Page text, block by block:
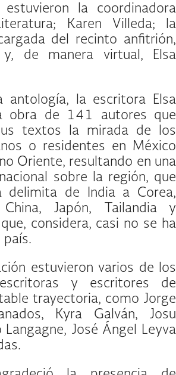
la coordinadora
Karen Villeda; la
del recinto anfitrión,
y, de manera virtual, Elsa
antología, la escritora Elsa
obra de 141 autores que
textos la mirada de los
o residentes en México
Oriente, resultando en una
sobre la región, que
delimita de India a Corea,
Japón, Tailandia y
considera, casi no se ha
país.
estuvieron varios de los
y escritores de
trayectoria, como Jorge
Kyra Galván, Josu
Langagne, José Ángel Leyva